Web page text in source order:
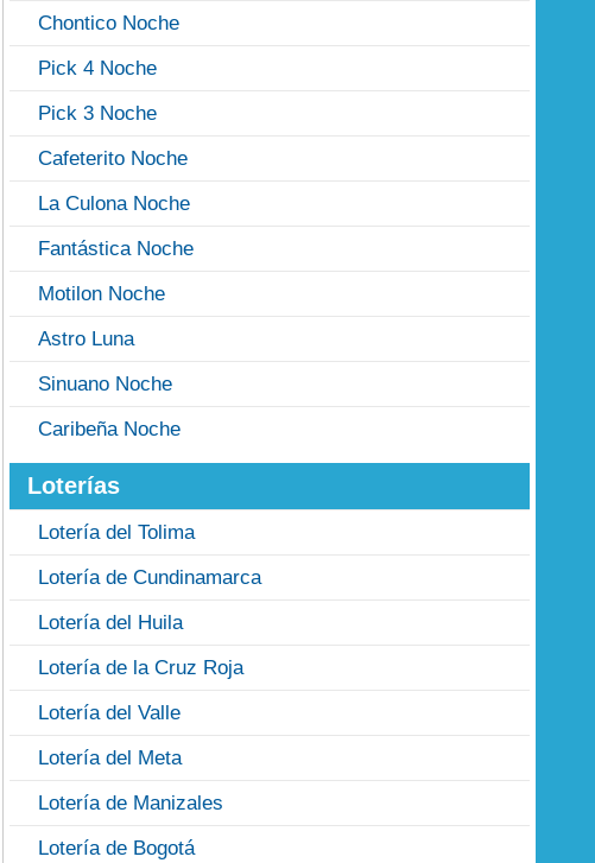
Chontico Noche
Pick 4 Noche
Pick 3 Noche
Cafeterito Noche
La Culona Noche
Fantástica Noche
Motilon Noche
Astro Luna
Sinuano Noche
Caribeña Noche
Loterías
Lotería del Tolima
Lotería de Cundinamarca
Lotería del Huila
Lotería de la Cruz Roja
Lotería del Valle
Lotería del Meta
Lotería de Manizales
Lotería de Bogotá